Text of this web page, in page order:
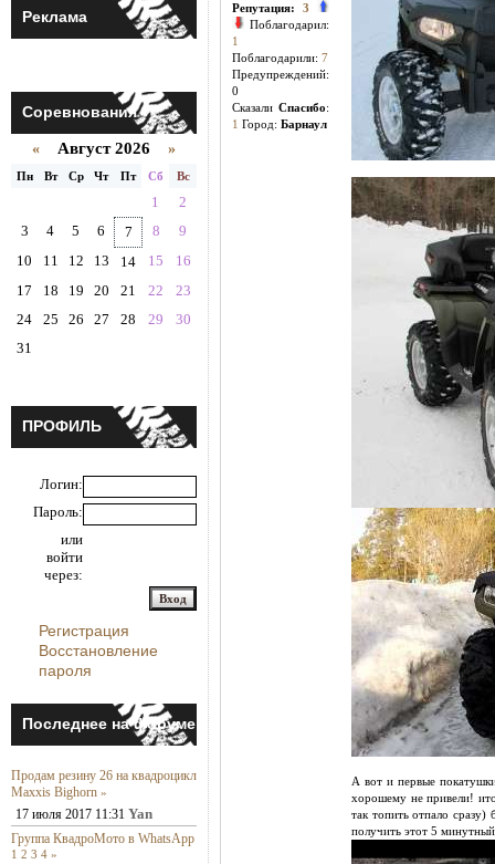
Реклама
Соревнования
« Август 2026 »
Пн Вт Ср Чт Пт Сб Вс
1
2
3
4 5 6 7 8
9
10
11 12 13 14 15
16
17
18 19 20 21 22
23
24
25 26 27 28 29
30
31
ПРОФИЛЬ
Логин:
Пароль:
или
войти
через:
Регистрация
Восстановление
пароля
Последнее на форуме
Продам резину 26 на квадроцикл
Maxxis Bighorn »
17 июля 2017 11:31 Yan
Группа КвадроМото в WhatsApp
1 2 3 4 »
Репутация: 3
Поблагодарил:
1
Поблагодарили: 7
Предупреждений:
0
Cказали Спасибо:
1 Город: Барнаул
А вот и первые
хорошему не привели!
так топить отпало
получить этот 5